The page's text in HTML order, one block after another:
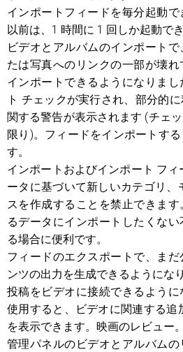
インポートフィードを毎分起動で
以前は、1 時間に 1 回しか起動で
ビデオとアルバムのインポート
たは写真へのリンクの一部が壊
インポートできるようになりま
ト チェックが実行され、部分的
関する警告が表示されます (チェ
限り)。フィードをインポートす
す。
インポートおよびインポート フ
ータに基づいて新しいカテゴリ、
スを作成することを禁止できま
るデータにインポートしたくな
る場合に便利です。
フィードのエクスポートで、ま
ンツの出力を生成できるようにな
投稿をビデオに接続できるよう
使用すると、ビデオに関連する追
を表示できます。映画のレビュー。
管理パネルのビデオとアルバム